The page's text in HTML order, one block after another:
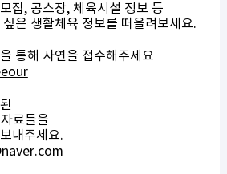
집, 공스장, 체육시설 정보 등
은 생활체육 정보를 떠올려보세요.
통해 사연을 접수해주세요
료들을
내주세요.